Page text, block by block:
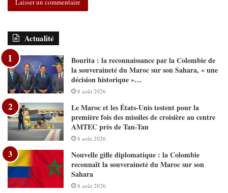
Actualité
Bourita : la reconnaissance par la Colombie de
la souveraineté du Maroc sur son Sahara, « une
décision historique »…
8 août 2026
Le Maroc et les États-Unis testent pour la
première fois des missiles de croisière au centre
AMTEC près de Tan-Tan
8 août 2026
Nouvelle gifle diplomatique : la Colombie
reconnaît la souveraineté du Maroc sur son
Sahara
8 août 2026